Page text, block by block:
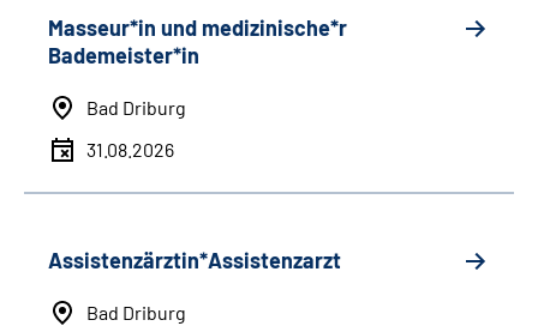
Masseur*in und medizinische*r
Bademeister*in
Bad Driburg
31.08.2026
Assistenzärztin*Assistenzarzt
Bad Driburg